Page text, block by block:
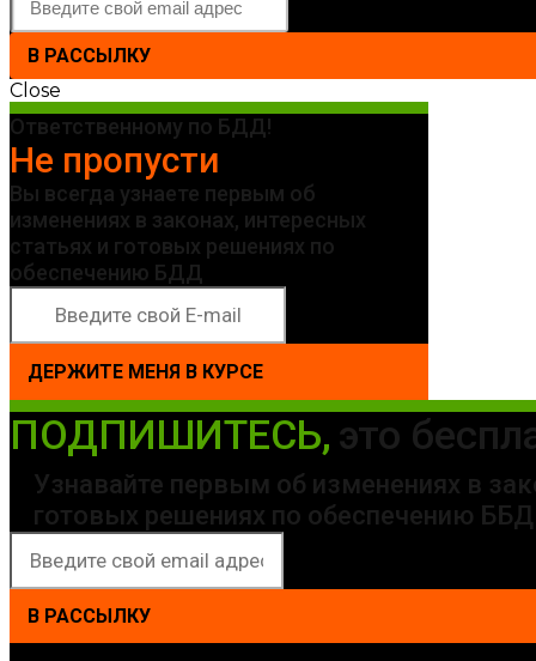
В РАССЫЛКУ
Close
Ответственному по БДД!
Не пропусти
Вы всегда узнаете первым об
изменениях в законах, интересных
статьях и готовых решениях по
обеспечению БДД
ДЕРЖИТЕ МЕНЯ В КУРСЕ
ПОДПИШИТЕСЬ, это
Узнавайте первым об изменениях в
готовых решениях по обеспечению ББД
В РАССЫЛКУ